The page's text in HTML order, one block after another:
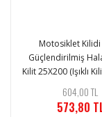
Motosiklet Kilidi
Güçlendirilmiş
Kilit 25X200 (Işıklı
604,00 TL
573,80